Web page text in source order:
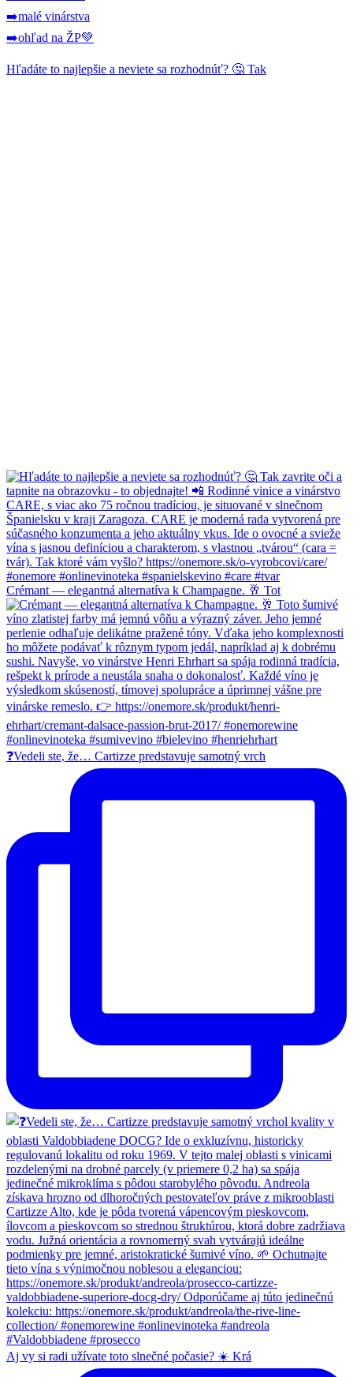
➡️malé vinárstva
➡️ohľad na ŽP💚
Hľadáte to najlepšie a neviete sa rozhodnúť? 🤔 Tak
Crémant — elegantná alternatíva k Champagne. 🥂 Tot
❓Vedeli ste, že… Cartizze predstavuje samotný vrch
Aj vy si radi užívate toto slnečné počasie? ☀️ Krá